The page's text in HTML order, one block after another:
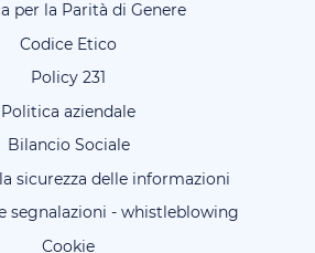
per la Parità di Genere
Codice Etico
Policy 231
Politica aziendale
Bilancio Sociale
sicurezza delle informazioni
segnalazioni - whistleblowing
Cookie